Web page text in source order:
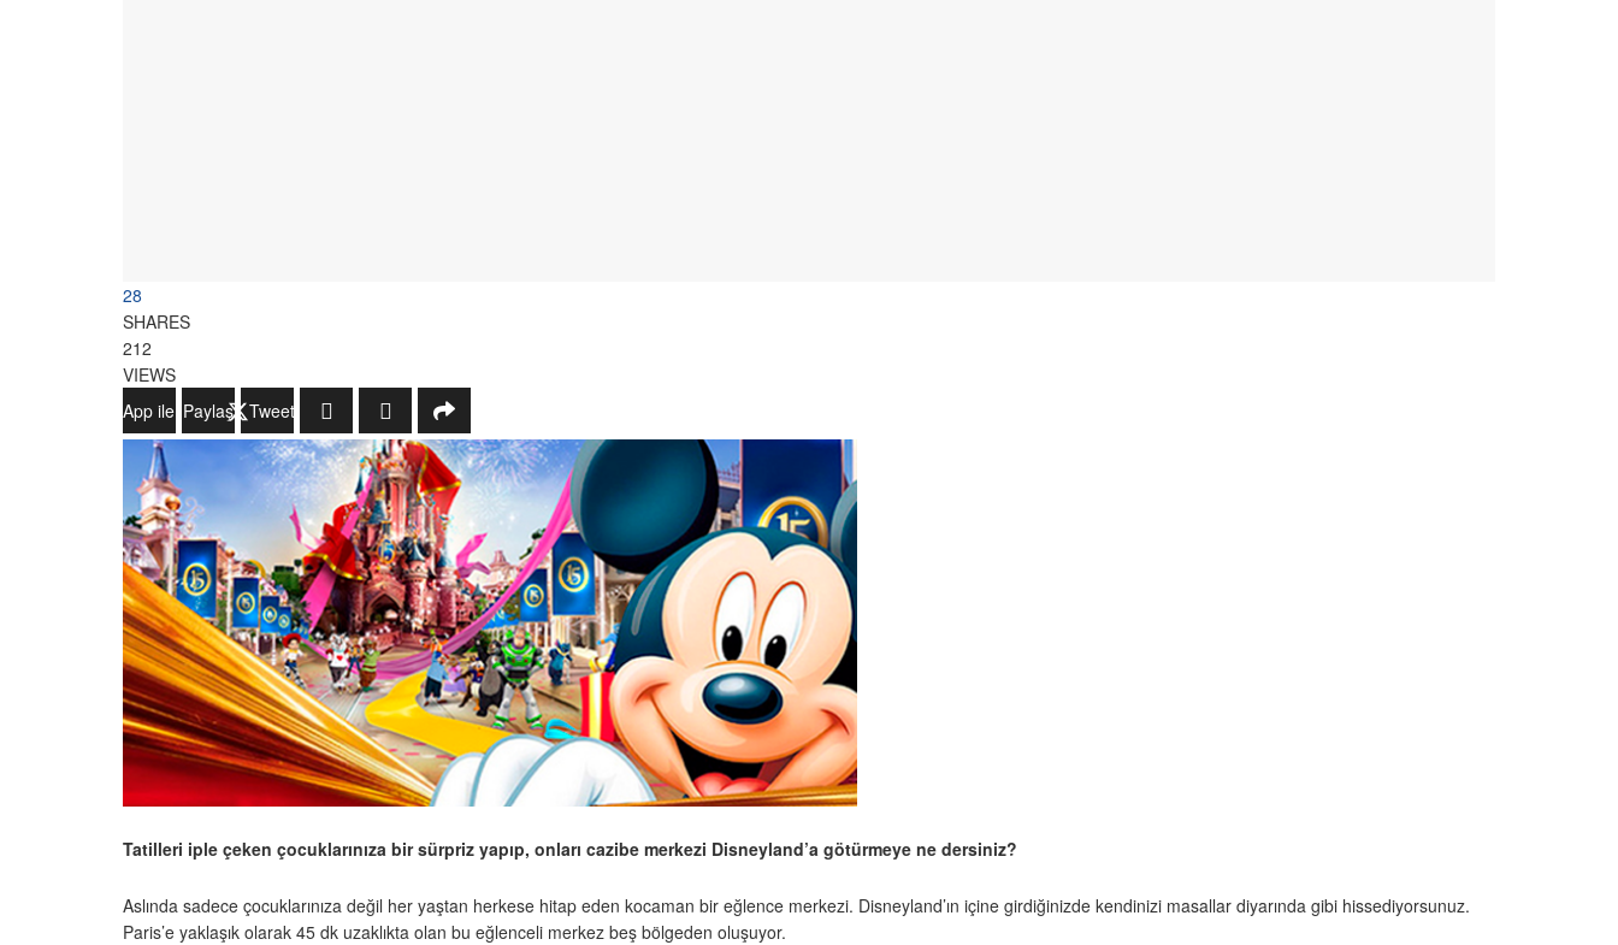
28
SHARES
212
VIEWS
WhatsApp ile Gönder
Paylaş Tweetle
Tatilleri iple çeken çocuklarınıza bir sürpriz yapıp, onları cazibe merkezi Disneyland’a götürmeye ne dersiniz?
Aslında sadece çocuklarınıza değil her yaştan herkese hitap eden kocaman bir eğlence merkezi. Disneyland’ın içine girdiğinizde kendinizi masallar diyarında gibi hissediyorsunuz.
Paris’e yaklaşık olarak 45 dk uzaklıkta olan bu eğlenceli merkez beş bölgeden oluşuyor.